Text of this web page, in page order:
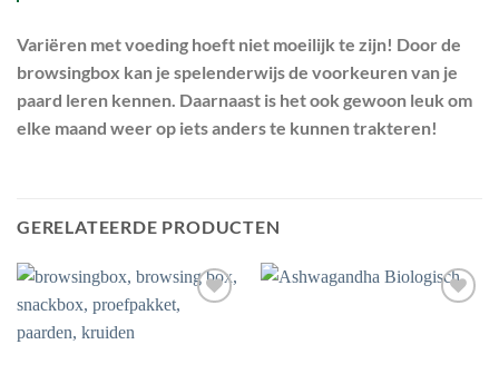
Variëren met voeding hoeft niet moeilijk te zijn! Door de
browsingbox kan je spelenderwijs de voorkeuren van je
paard leren kennen. Daarnaast is het ook gewoon leuk om
elke maand weer op iets anders te kunnen trakteren!
GERELATEERDE PRODUCTEN